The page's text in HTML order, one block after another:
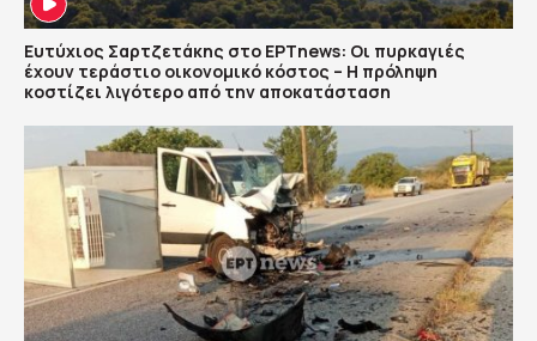
Ευτύχιος Σαρτζετάκης στο ΕΡΤnews: Οι πυρκαγιές
έχουν τεράστιο οικονομικό κόστος – Η πρόληψη
κοστίζει λιγότερο από την αποκατάσταση